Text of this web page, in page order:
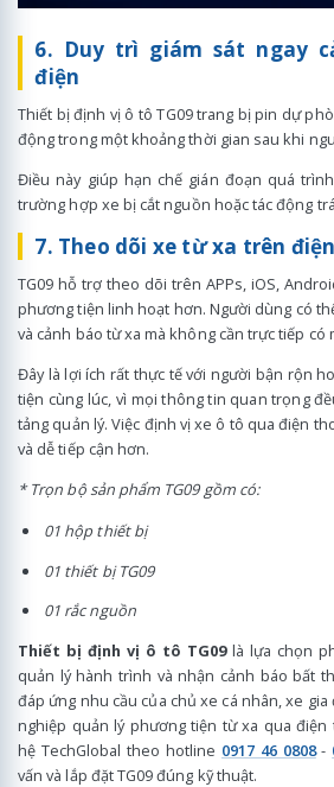
6. Duy trì giám sát ngay
điện
Thiết bị định vị ô tô TG09 trang bị pin dự
động trong một khoảng thời gian sau khi
Điều này giúp hạn chế gián đoạn quá
trường hợp xe bị cắt nguồn hoặc tác động
7. Theo dõi xe từ xa trên
TG09 hỗ trợ theo dõi trên APPs, iOS,
phương tiện linh hoạt hơn. Người dùng có
và cảnh báo từ xa mà không cần trực tiếp có
Đây là lợi ích rất thực tế với người bận rộn
tiện cùng lúc, vì mọi thông tin quan trọng
tảng quản lý. Việc định vị xe ô tô qua điện
và dễ tiếp cận hơn.
* Trọn bộ sản phẩm TG09 gồm có:
01 hộp thiết bị
01 thiết bị TG09
01 rắc nguồn
Thiết bị định vị ô tô TG09là lựa chọn
quản lý hành trình và nhận cảnh báo bất
đáp ứng nhu cầu của chủ xe cá nhân, xe
nghiệp quản lý phương tiện từ xa qua điện
hệ TechGlobal theo hotline 0917 46 0808-
vấn và lắp đặt TG09 đúng kỹ thuật.